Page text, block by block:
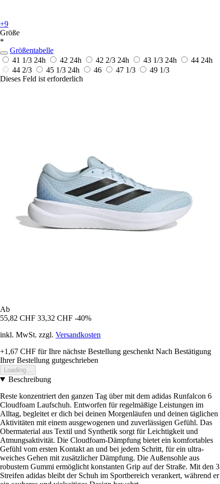
+9
Größe
*
Größentabelle
41 1/3 24h 42 24h 42 2/3 24h 43 1/3 24h 44 24h
44 2/3
45 1/3 24h 46 47 1/3
49 1/3
Dieses Feld ist erforderlich
Ab
55,82 CHF 33,32 CHF -40%
inkl. MwSt. zzgl. Versandkosten
+1,67 CHF für Ihre nächste Bestellung geschenkt Nach Bestätigung
Ihrer Bestellung gutgeschrieben
Loading...
Beschreibung
Reste konzentriert den ganzen Tag über mit dem adidas Runfalcon 6
Cloudfoam Laufschuh. Entworfen für regelmäßige Leistungen im
Alltag, begleitet er dich bei deinen Morgenläufen und deinen täglichen
Aktivitäten mit einem ausgewogenen und zuverlässigen Gefühl. Das
Obermaterial aus Textil und Synthetik sorgt für Leichtigkeit und
Atmungsaktivität. Die Cloudfoam-Dämpfung bietet ein komfortables
Gefühl vom ersten Kontakt an und bei jedem Schritt, für ein ultra-
weiches Gehen mit zusätzlicher Dämpfung. Die Außensohle aus
robustem Gummi ermöglicht konstanten Grip auf der Straße. Mit den 3
Streifen adidas bleibt der Schuh im Sportbereich verankert, während er